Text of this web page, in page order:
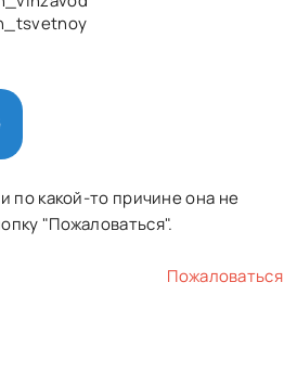
по какой-то причине она не
"Пожаловаться".
Пожаловаться